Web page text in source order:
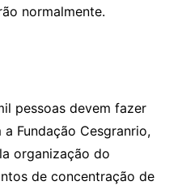
normalmente.
pessoas devem fazer
Fundação Cesgranrio,
organização do
de concentração de